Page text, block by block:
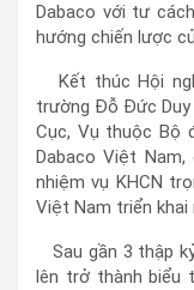
Dabaco với tư
hướng chiến lược
Kết thúc Hội
trường Đỗ Đức Duy
Cục, Vụ thuộc Bộ
Dabaco Việt
nhiệm vụ KHCN
Việt Nam triển khai
Sau gần 3 thập
lên trở thành biểu